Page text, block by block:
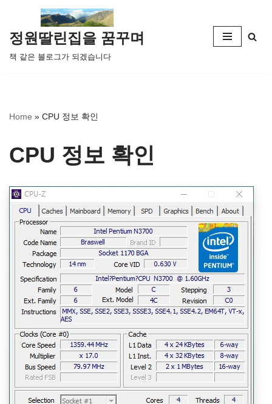
콘
텐
츠
뛰
정원딸린집을 꿈꾸며
책 같은 블로그가 되겠습니다
Home » CPU 정보 확인
CPU 정보 확인